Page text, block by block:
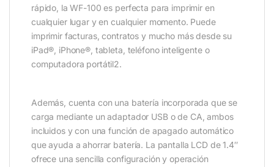
rápido, la WF-100 es perfecta para imprimir en
cualquier lugar y en cualquier momento. Puede
imprimir facturas, contratos y mucho más desde su
iPad®, iPhone®, tableta, teléfono inteligente o
computadora portátil2.
Además, cuenta con una batería incorporada que se
carga mediante un adaptador USB o de CA, ambos
incluidos y con una función de apagado automático
que ayuda a ahorrar batería. La pantalla LCD de 1.4″
ofrece una sencilla configuración y operación